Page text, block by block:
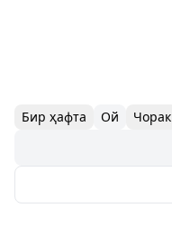
Бир ҳафта Ой Чорак